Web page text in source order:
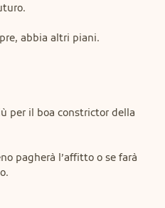
abbia altri piani.
per il boa constrictor della
pagherà l’affitto o se farà